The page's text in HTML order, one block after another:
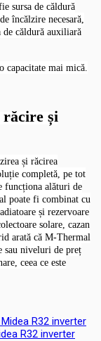
sursa de căldură
încălzire necesară,
de căldură auxiliară
capacitate mai mică.
răcire și
și răcirea
completă, pe tot
funcționa alături de
poate fi combinat cu
și rezervoare
solare, cazan
arată că M-Thermal
sau niveluri de preț
ceea ce este
R32 inverter